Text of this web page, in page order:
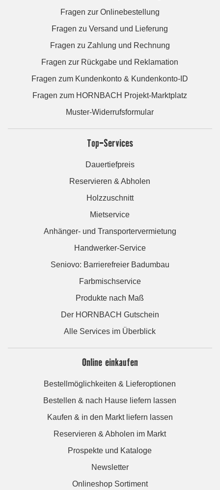
Fragen zur Onlinebestellung
Fragen zu Versand und Lieferung
Fragen zu Zahlung und Rechnung
Fragen zur Rückgabe und Reklamation
Fragen zum Kundenkonto & Kundenkonto-ID
Fragen zum HORNBACH Projekt-Marktplatz
Muster-Widerrufsformular
Top-Services
Dauertiefpreis
Reservieren & Abholen
Holzzuschnitt
Mietservice
Anhänger- und Transportervermietung
Handwerker-Service
Seniovo: Barrierefreier Badumbau
Farbmischservice
Produkte nach Maß
Der HORNBACH Gutschein
Alle Services im Überblick
Online einkaufen
Bestellmöglichkeiten & Lieferoptionen
Bestellen & nach Hause liefern lassen
Kaufen & in den Markt liefern lassen
Reservieren & Abholen im Markt
Prospekte und Kataloge
Newsletter
Onlineshop Sortiment